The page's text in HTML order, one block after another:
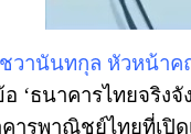
านันทกุล หัวหน้าคณ
‘ธนาคารไทยจริง
ารพาณิชย์ไทยที่เปิ